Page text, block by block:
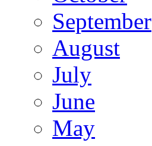
September
August
July
June
May